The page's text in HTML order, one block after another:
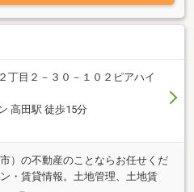
丁目２－３０－１０２ピアハイ
高田駅 徒歩15分
）の不動産のことならお任せくだ
・賃貸情報。土地管理、土地賃